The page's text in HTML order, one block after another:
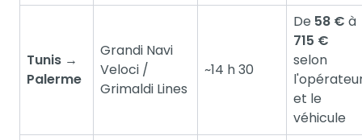
Tunis →
Palerme
Grandi Navi
Veloci /
Grimaldi Lines
~14 h 30
De 58 € à
715 €
selon
et le
véhicule